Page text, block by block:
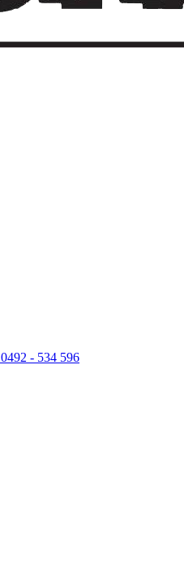
0492 - 534 596